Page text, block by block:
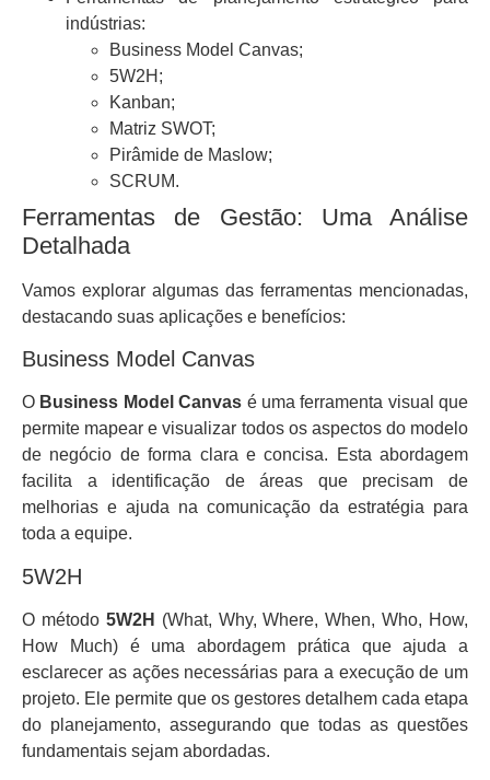
indústrias:
Business Model Canvas;
5W2H;
Kanban;
Matriz SWOT;
Pirâmide de Maslow;
SCRUM.
Ferramentas de Gestão: Uma Análise
Detalhada
Vamos explorar algumas das ferramentas mencionadas,
destacando suas aplicações e benefícios:
Business Model Canvas
O Business Model Canvas é uma ferramenta visual que
permite mapear e visualizar todos os aspectos do modelo
de negócio de forma clara e concisa. Esta abordagem
facilita a identificação de áreas que precisam de
melhorias e ajuda na comunicação da estratégia para
toda a equipe.
5W2H
O método 5W2H (What, Why, Where, When, Who, How,
How Much) é uma abordagem prática que ajuda a
esclarecer as ações necessárias para a execução de um
projeto. Ele permite que os gestores detalhem cada etapa
do planejamento, assegurando que todas as questões
fundamentais sejam abordadas.